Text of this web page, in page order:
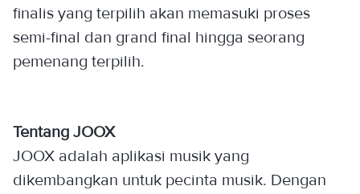
finalis yang terpilih akan memasuki proses
semi-final dan grand final hingga seorang
pemenang terpilih.
Tentang JOOX
JOOX adalah aplikasi musik yang
dikembangkan untuk pecinta musik. Dengan